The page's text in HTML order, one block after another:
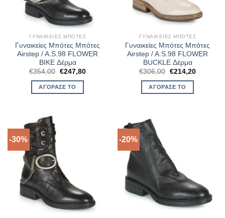
ΓΥΝΑΙΚΕΊΕΣ ΜΠΌΤΕΣ
Γυναικείες Μπότες Μπότες
Airstep / A.S.98 FLOWER
BIKE Δέρμα
€354,00 Original
was:
€354,00.
€247,80Η
ΑΓΌΡΑΣΈ ΤΟ
ΓΥΝΑΙΚΕΊΕΣ ΜΠΌΤΕΣ
Γυναικείες Μπότες Μπότες
Airstep / A.S.98 FLOWER
BUCKLE Δέρμα
€306,00 Original
was:
€306,00.
€214,20Η
ΑΓΌΡΑΣΈ ΤΟ
-30% -20%